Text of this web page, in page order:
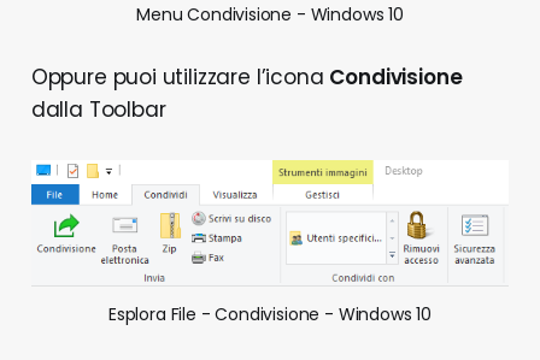
Menu Condivisione - Windows 10
Oppure puoi utilizzare l’icona Condivisione
dalla Toolbar
Esplora File - Condivisione - Windows 10